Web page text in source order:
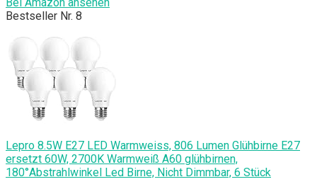
Bestseller Nr. 8
Lepro 8.5W E27 LED Warmweiss, 806 Lumen Glühbirne E27
ersetzt 60W, 2700K Warmweiß A60 glühbirnen,
180°Abstrahlwinkel Led Birne, Nicht Dimmbar, 6 Stück